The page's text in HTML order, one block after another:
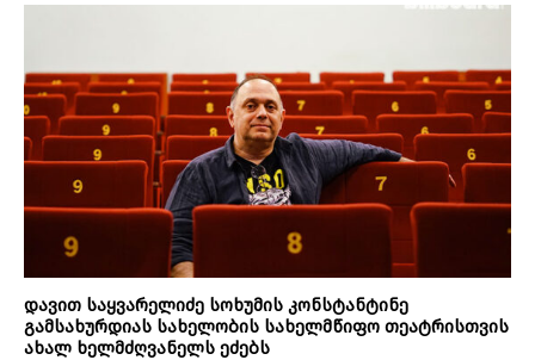
დავით საყვარელიძე სოხუმის კონსტანტინე
გამსახურდიას სახელობის სახელმწიფო თეატრისთვის
ახალ ხელმძღვანელს ეძებს